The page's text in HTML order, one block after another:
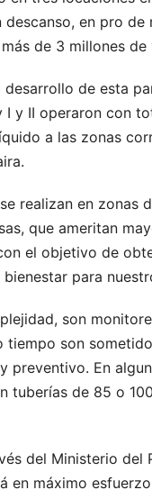
en pro de
de 3 millones de
de esta
I y II operaron con
a las zonas
realizan en zonas
que ameritan
el objetivo de
para
son
son
preventivo. En
tuberías de 85 o
del Ministerio del
en máximo